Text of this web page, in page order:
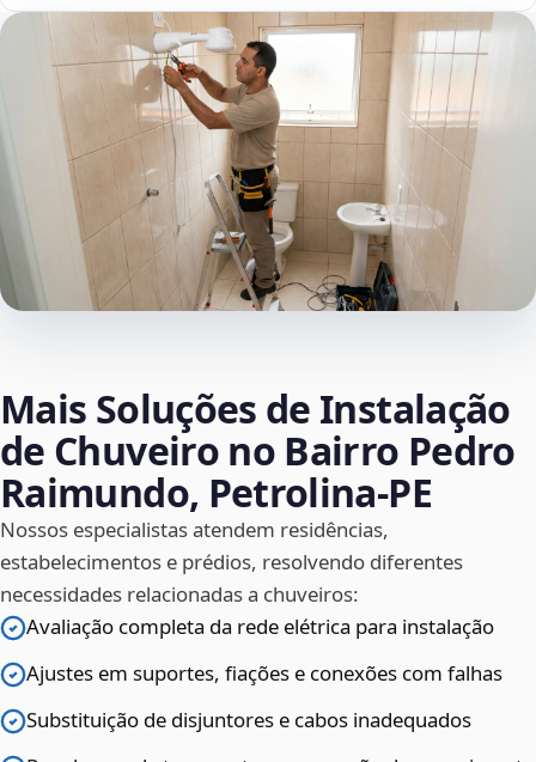
Mais Soluções de Instalação
de Chuveiro no Bairro Pedro
Raimundo, Petrolina‑PE
Nossos especialistas atendem residências,
estabelecimentos e prédios, resolvendo diferentes
necessidades relacionadas a chuveiros:
Avaliação completa da rede elétrica para instalação
Ajustes em suportes, fiações e conexões com falhas
Substituição de disjuntores e cabos inadequados